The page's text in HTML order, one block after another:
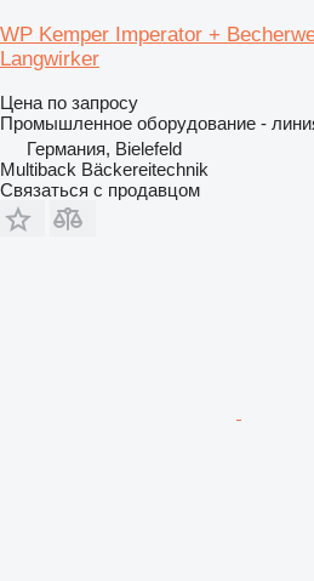
WP Kemper Imperator +
Langwirker
Цена по запросу
Промышленное оборудование -
Германия, Bielefeld
Multiback Bäckereitechnik
Связаться с продавцом